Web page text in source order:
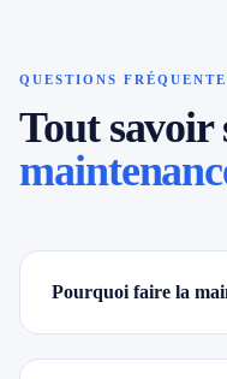
QUESTIONS
Tout savoir
Pourquoi faire la